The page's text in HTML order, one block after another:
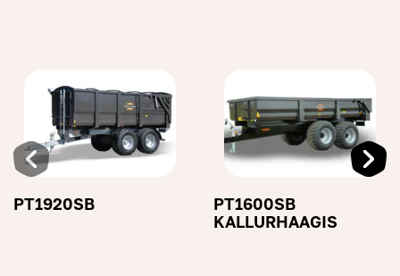
PT1920SB
PT1600SB
KALLURHAAGIS